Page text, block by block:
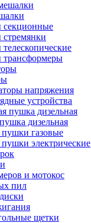
секционные
напряжения
устройства
дизельная
газовые
электрические
и мотокос
пил
щетки